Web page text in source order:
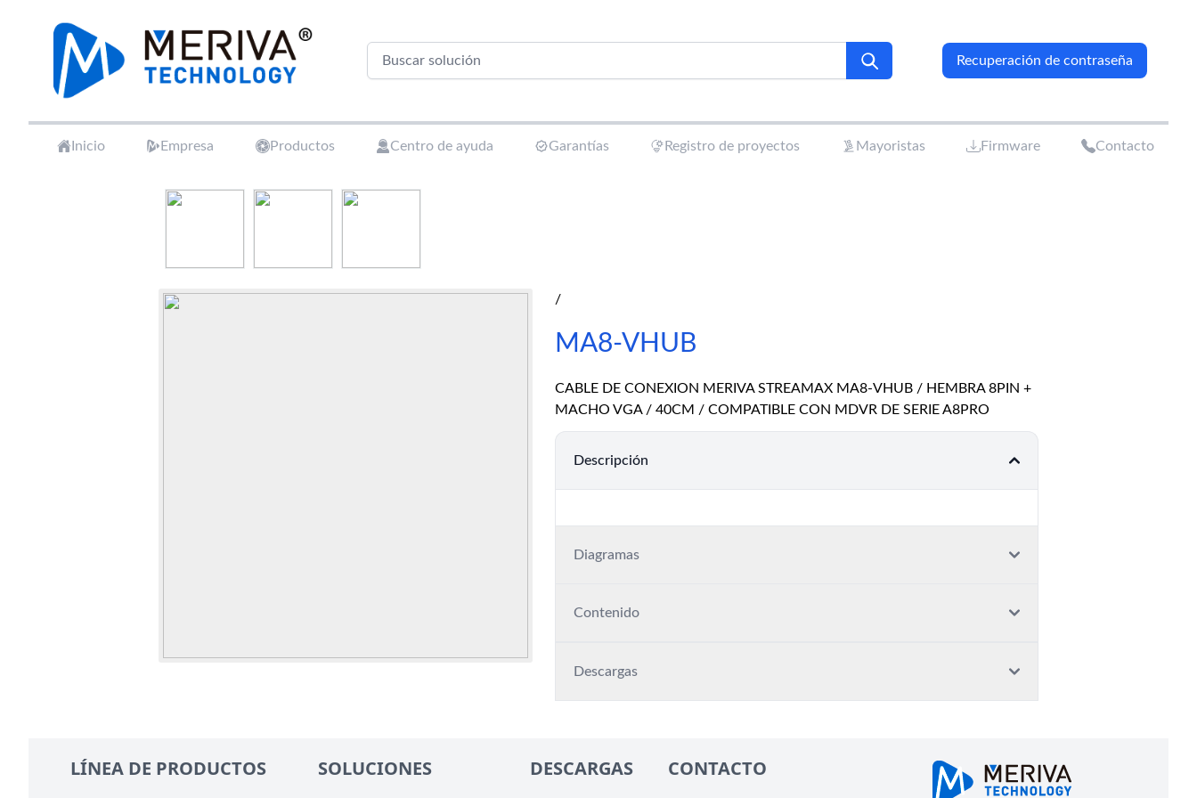
Your Company
Recuperación de contraseña
Inicio Empresa Productos Centro de ayuda Garantías Registro de proyectos Mayoristas Firmware Contacto
/
MA8-VHUB
CABLE DE CONEXION MERIVA STREAMAX MA8-VHUB / HEMBRA 8PIN +
MACHO VGA / 40CM / COMPATIBLE CON MDVR DE SERIE A8PRO
Descripción
Diagramas
Contenido
Descargas
LÍNEA DE PRODUCTOS SOLUCIONES DESCARGAS CONTACTO